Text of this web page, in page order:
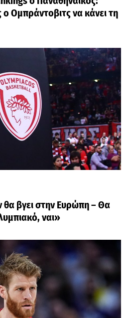
ο Ομπράντοβιτς να κάνει τη
βγει στην Ευρώπη – Θα
ναι»